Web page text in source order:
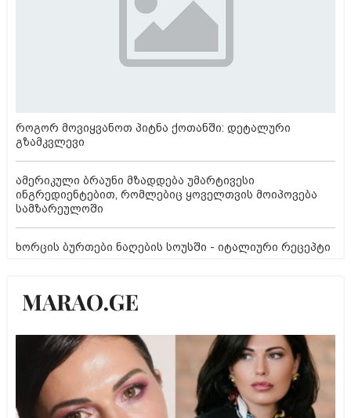
როგორ მოვიყვანოთ პიტნა ქოთანში: დეტალური
გზამკვლევი
ამერიკული ბრაუნი მზადდება უმარტივესი
ინგრედიენტებით, რომლებიც ყოველთვის მოიპოვება
სამზარეულოში
ხორცის ბურთები ნაღების სოუსში - იტალიური რეცეპტი